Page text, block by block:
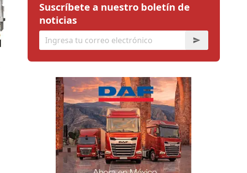
Suscríbete a nuestro boletín de
noticias